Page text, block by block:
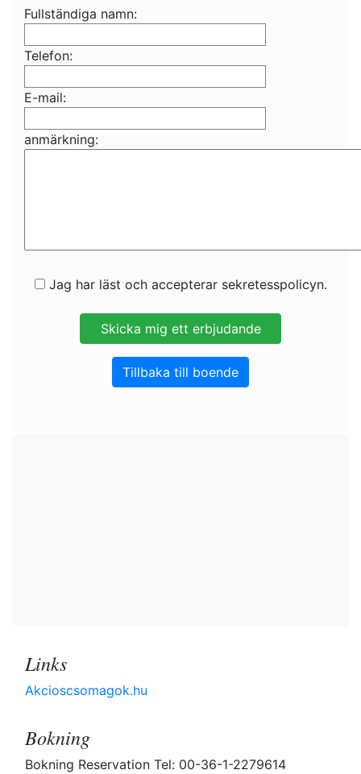
Fullständiga namn:
Telefon:
E-mail:
anmärkning:
Jag har läst och accepterar sekretesspolicyn.
Tillbaka till boende
Links
Akcioscsomagok.hu
Bokning
Bokning Reservation Tel: 00-36-1-2279614